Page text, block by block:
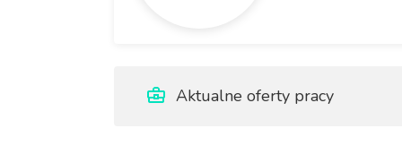
Aktualne oferty pracy